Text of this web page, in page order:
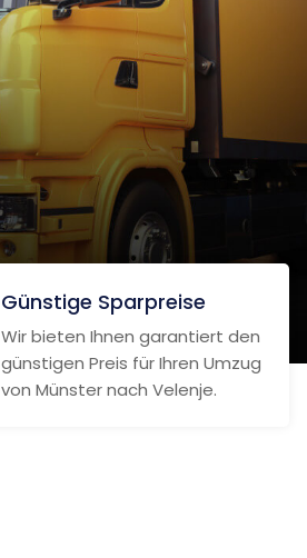
Günstige Sparpreise
Wir bieten Ihnen garantiert den
günstigen Preis für Ihren Umzug
von Münster nach Velenje.